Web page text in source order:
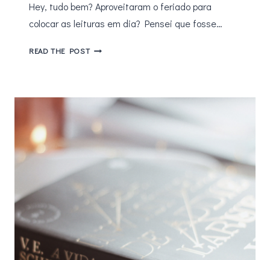
Hey, tudo bem? Aproveitaram o feriado para
colocar as leituras em dia? Pensei que fosse…
READ THE POSTCONHEÇA
AUTOR
SELLER
ALEX
MICHAELIDES